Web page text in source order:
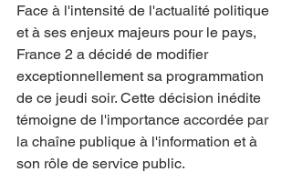
Face à l'intensité de l'actualité politique
et à ses enjeux majeurs pour le pays,
France 2 a décidé de modifier
exceptionnellement sa programmation
de ce jeudi soir. Cette décision inédite
témoigne de l'importance accordée par
la chaîne publique à l'information et à
son rôle de service public.